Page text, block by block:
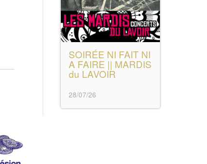
SOIRÉE NI FAIT NI
A FAIRE || MARDIS
du LAVOIR
28/07/26